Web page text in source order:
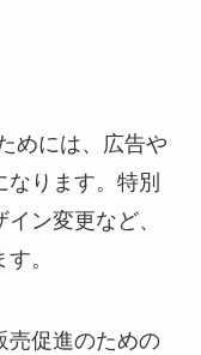
めには、広告や
ります。特別
ン変更など、
。
売促進のための